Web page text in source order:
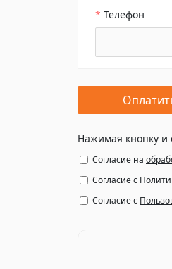
* Телефон
Нажимая кнопку
Согласие на
Согласие с
Согласие с